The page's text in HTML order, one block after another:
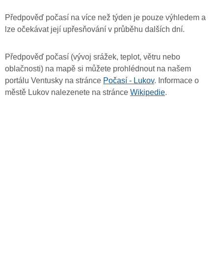
Předpověď počasí na více než týden je pouze výhledem a
lze očekávat její upřesňování v průběhu dalších dní.
Předpověď počasí (vývoj srážek, teplot, větru nebo
oblačnosti) na mapě si můžete prohlédnout na našem
portálu Ventusky na stránce Počasí - Lukov. Informace o
městě Lukov nalezenete na stránce Wikipedie.